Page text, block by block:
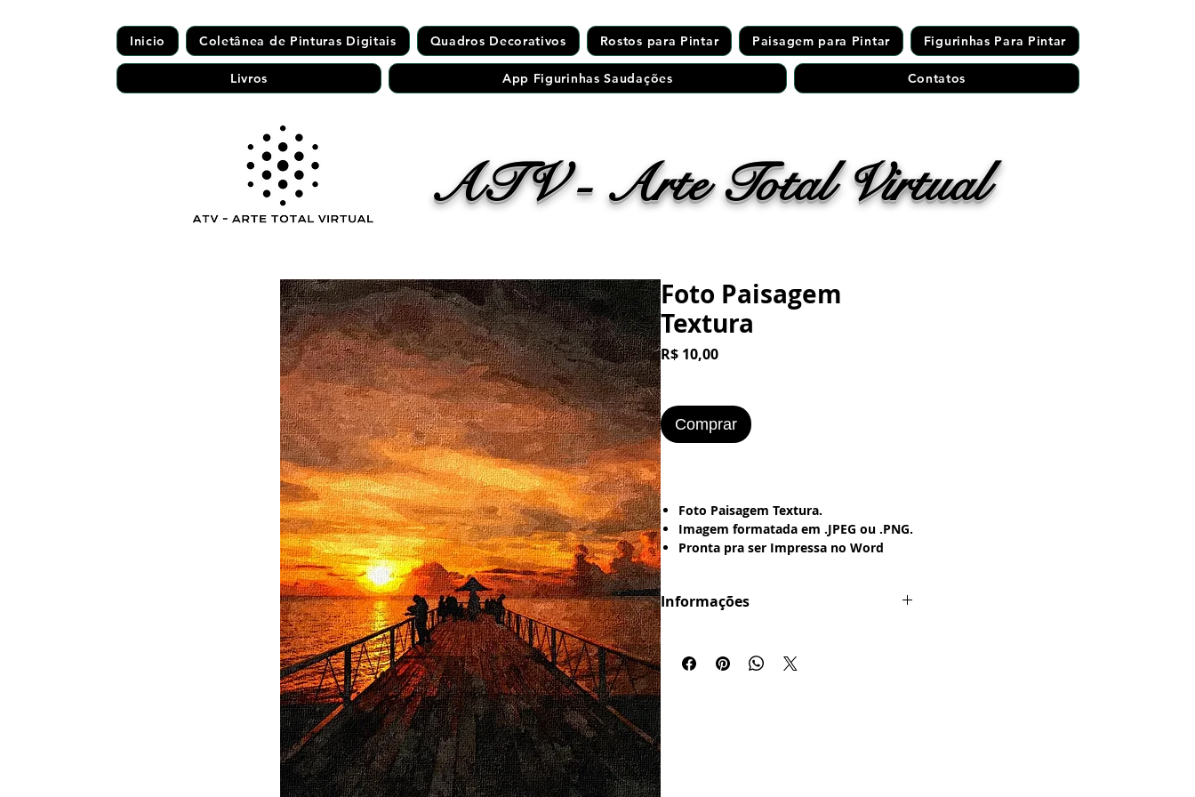
Inicio Coletânea de Pinturas Digitais Quadros Decorativos Rostos para Pintar Paisagem para Pintar Figurinhas Para Pintar
Livros App Figurinhas Saudações Contatos
ATV - Arte Total Virtual
Foto Paisagem
Textura
R$ 10,00Preço
Comprar
Foto Paisagem Textura.
Imagem formatada em .JPEG ou .PNG.
Pronta pra ser Impressa no Word
- Papel Couchê - tamanho A4 --->
Informações